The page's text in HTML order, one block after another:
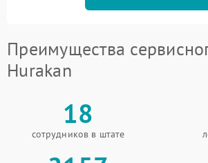
Преимущества
Hurakan
18
сотрудников в штате